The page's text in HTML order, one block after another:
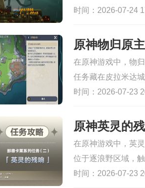
的岛屿，白天用随
后续生存。夜晚降
时间：2026-07-24
原神物归原
在原神游戏中，物
任务藏在皮拉米达
到皮拉米达城最左
在任务中段的实验
时间：2026-07-23
原神英灵的
在原神游戏中，英
位于逐浪野区域，
传送锚点解锁就行
时间：2026-07-23